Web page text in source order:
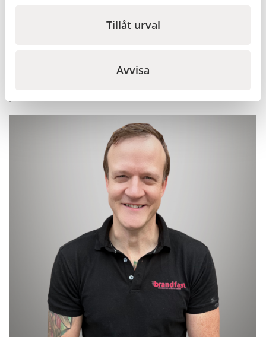
Tillåt urval
Avvisa